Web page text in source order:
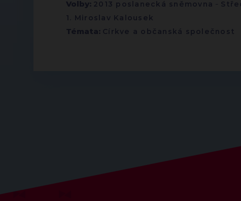
Volby: 2013 poslanecká sněmovna -
1. Miroslav Kalousek
Témata: Církve a občanská společnost